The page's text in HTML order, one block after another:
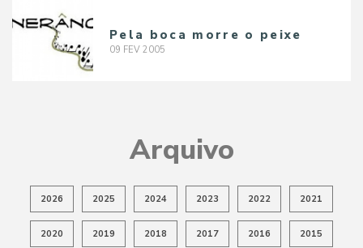
Pela boca morre o peixe
09 FEV 2005
Arquivo
2026 2025 2024 2023 2022 2021
2020 2019 2018 2017 2016 2015